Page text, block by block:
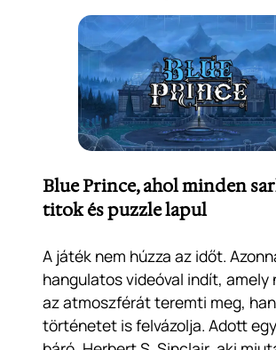
Blue Prince, ahol minden
titok és puzzle lapul
A játék nem húzza az időt.
hangulatos videóval indít, amely
az atmoszférát teremti meg,
történetet is felvázolja. Adott